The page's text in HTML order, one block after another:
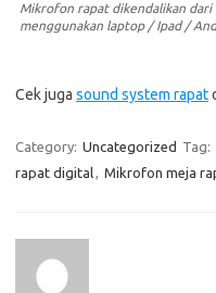
Mikrofon rapat dikendalikan
menggunakan laptop / Ipad /
Cek juga sound system rapat
Category: Uncategorized Tag:
rapat digital, Mikrofon meja